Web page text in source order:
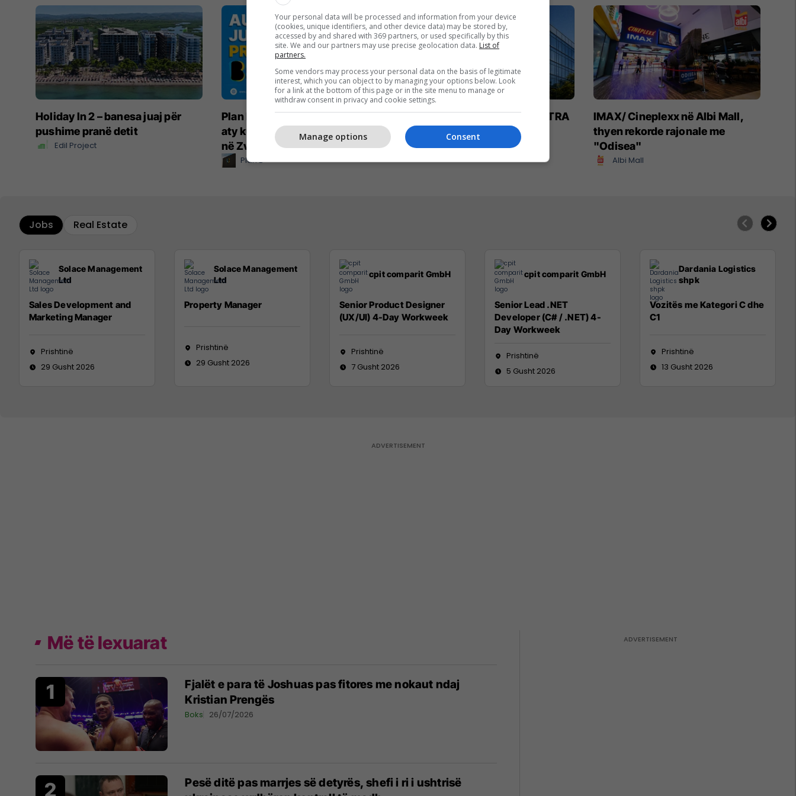
Holiday In 2 – banesa juaj për
pushime pranë detit
Edil Project
Plan B – reklamoni biznesin tuaj
aty ku është audienca shqiptare
në Zvicër
Plan B
Sigurimi i biznesit me NOVATRA
Vermögensberatung AG
IMAX/ Cineplexx në Albi Mall,
thyen rekorde rajonale me
"Odisea"
Albi Mall
Jobs Real Estate
Solace Management
Ltd
Sales Development and
Marketing Manager
Prishtinë
29 Gusht 2026
Solace Management
Ltd
Property Manager
Prishtinë
29 Gusht 2026
cpit comparit GmbH
Senior Product Designer
(UX/UI) 4-Day Workweek
Prishtinë
7 Gusht 2026
cpit comparit GmbH
Senior Lead .NET
Developer (C# / .NET) 4-
Day Workweek
Prishtinë
5 Gusht 2026
Dardania Logistics
shpk
Vozitës me Kategori C dhe
C1
Prishtinë
13 Gusht 2026
Më të lexuarat
Fjalët e para të Joshuas pas fitores me nokaut ndaj
Kristian Prengës
Boks 26/07/2026
Pesë ditë pas marrjes së detyrës, shefi i ri i ushtrisë
Your personal data will be processed and information from your device
(cookies, unique identifiers, and other device data) may be stored by,
accessed by and shared with 369 partners, or used specifically by this
site. We and our partners may use precise geolocation data. List of
partners.
Some vendors may process your personal data on the basis of legitimate
interest, which you can object to by managing your options below. Look
for a link at the bottom of this page or in the site menu to manage or
withdraw consent in privacy and cookie settings.
Consent
Manage options